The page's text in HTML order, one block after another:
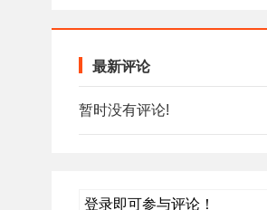
最新评论
暂时没有评论!
登录即可参与评论！